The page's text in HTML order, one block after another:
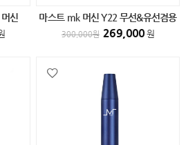
신
마스트 mk 머신 Y22 무선&유선겸용
머신 GOLD
300,000원 269,000원